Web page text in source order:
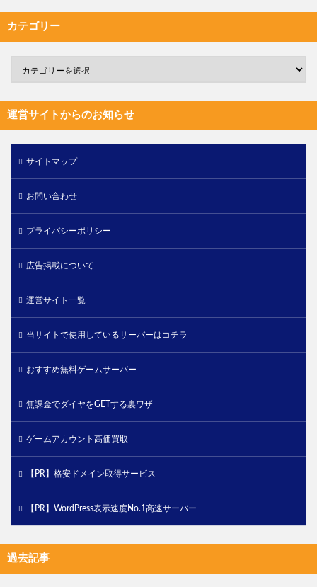
カテゴリー
運営サイトからのお知らせ
サイトマップ
お問い合わせ
プライバシーポリシー
広告掲載について
運営サイト一覧
当サイトで使用しているサーバーはコチラ
おすすめ無料ゲームサーバー
無課金でダイヤをGETする裏ワザ
ゲームアカウント高価買取
【PR】格安ドメイン取得サービス
【PR】WordPress表示速度No.1高速サーバー
過去記事